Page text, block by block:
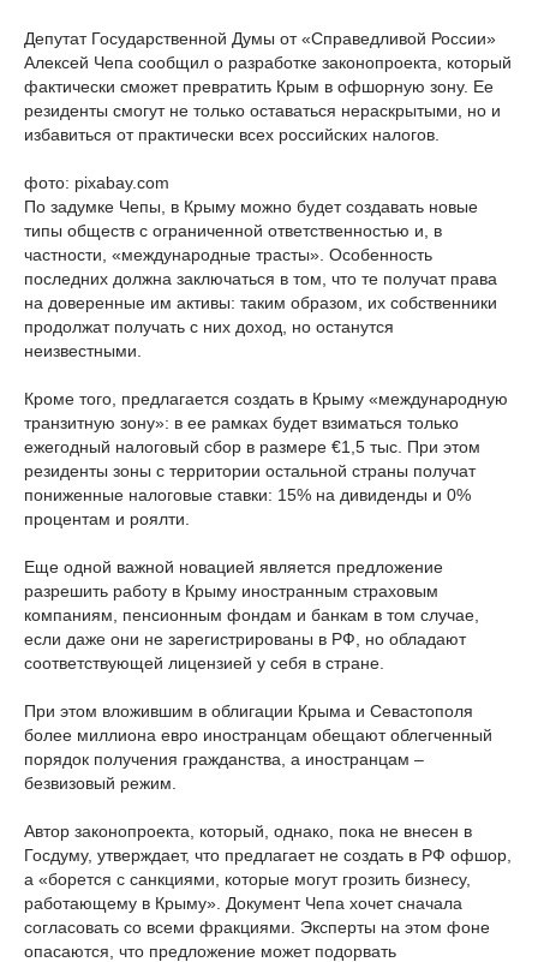
Депутат Государственной Думы от «Справедливой России»
Алексей Чепа сообщил о разработке законопроекта, который
фактически сможет превратить Крым в офшорную зону. Ее
резиденты смогут не только оставаться нераскрытыми, но и
избавиться от практически всех российских налогов.
фото: pixabay.com
По задумке Чепы, в Крыму можно будет создавать новые
типы обществ с ограниченной ответственностью и, в
частности, «международные трасты». Особенность
последних должна заключаться в том, что те получат права
на доверенные им активы: таким образом, их собственники
продолжат получать с них доход, но останутся
неизвестными.
Кроме того, предлагается создать в Крыму «международную
транзитную зону»: в ее рамках будет взиматься только
ежегодный налоговый сбор в размере €1,5 тыс. При этом
резиденты зоны с территории остальной страны получат
пониженные налоговые ставки: 15% на дивиденды и 0%
процентам и роялти.
Еще одной важной новацией является предложение
разрешить работу в Крыму иностранным страховым
компаниям, пенсионным фондам и банкам в том случае,
если даже они не зарегистрированы в РФ, но обладают
соответствующей лицензией у себя в стране.
При этом вложившим в облигации Крыма и Севастополя
более миллиона евро иностранцам обещают облегченный
порядок получения гражданства, а иностранцам –
безвизовый режим.
Автор законопроекта, который, однако, пока не внесен в
Госдуму, утверждает, что предлагает не создать в РФ офшор,
а «борется с санкциями, которые могут грозить бизнесу,
работающему в Крыму». Документ Чепа хочет сначала
согласовать со всеми фракциями. Эксперты на этом фоне
опасаются, что предложение может подорвать